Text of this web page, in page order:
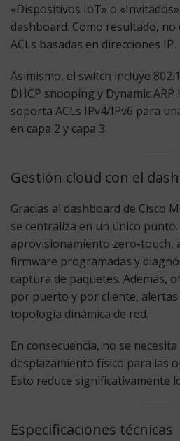
«Dispositivos IoT» o
dashboard. Como resultado,
ACLs basadas en direcciones IP.
Asimismo, el switch incluye
DHCP snooping y Dynamic
soporta ACLs IPv4/IPv6 para
en capa 2 y capa 3.
Gestión cloud con el
Gracias al dashboard de Cisco
se centraliza en un único
aprovisionamiento zero-touch,
firmware programadas y
captura de paquetes. Además,
por puerto y por cliente, alertas
topología dinámica de red.
En consecuencia, no se
desplazamiento físico para las
Esto reduce significativamente
Especificaciones técnicas